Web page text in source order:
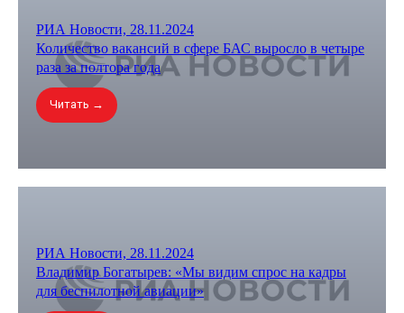
РИА Новости, 28.11.2024
Количество вакансий в сфере БАС выросло в четыре
раза за полтора года
Читать →
РИА Новости, 28.11.2024
Владимир Богатырев: «Мы видим спрос на кадры
для беспилотной авиации»